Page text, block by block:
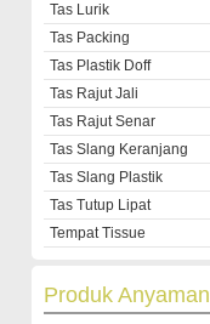
Tas Lurik
Tas Packing
Tas Plastik Doff
Tas Rajut Jali
Tas Rajut Senar
Tas Slang Keranjang
Tas Slang Plastik
Tas Tutup Lipat
Tempat Tissue
Produk Anyaman